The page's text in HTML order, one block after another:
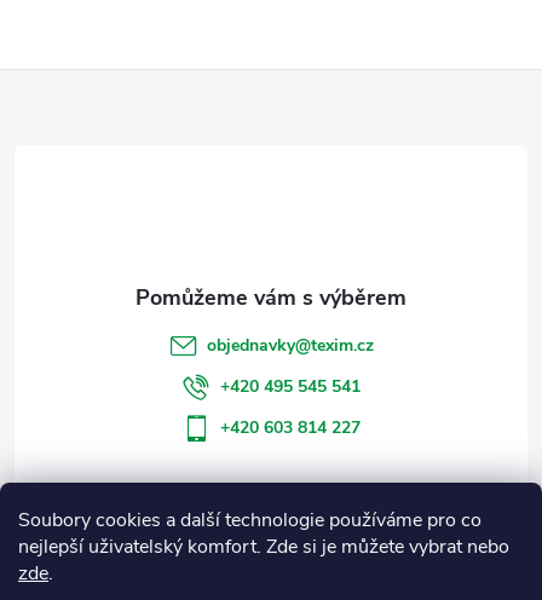
Soubory cookies a další technologie používáme pro co
nejlepší uživatelský komfort. Zde si je můžete vybrat nebo
zde.
Informace pro vás
objednavky@texim.cz
+420 495 545 541
+420 603 814 227